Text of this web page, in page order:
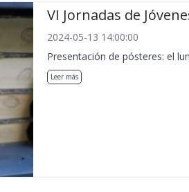
VI Jornadas de
2024-05-13 14:00:00
Presentación de pósteres: el
Leer más